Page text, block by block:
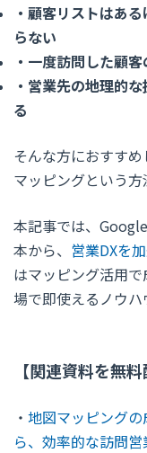
・顧客リストはあ
らない
・一度訪問した顧
・営業先の地理的
る
そんな方におすす
マッピングという方
本記事では、
本から、 営業DXを
はマッピング活用で
場で即使えるノウ
【関連資料を無料
・ 地図マッピング
ら、効率的な訪問